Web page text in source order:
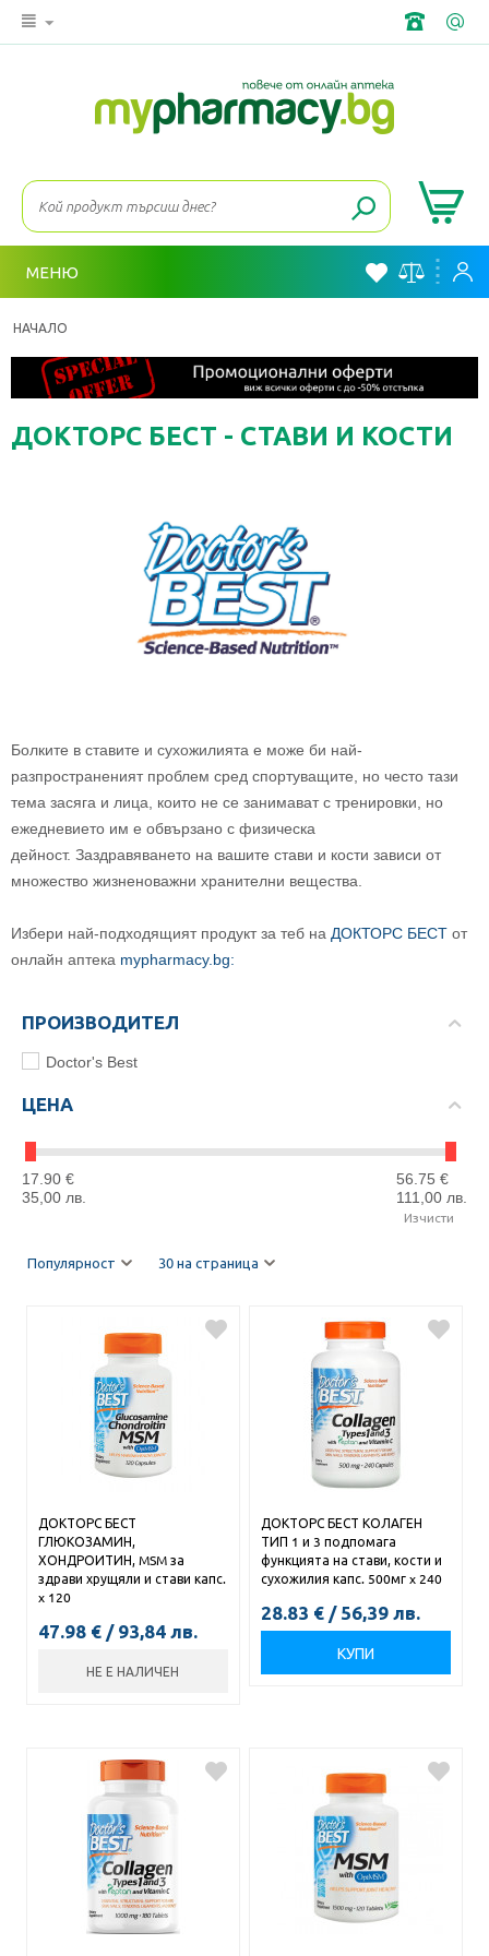
МЕНЮ
НАЧАЛО
ДОКТОРС БЕСТ - СТАВИ И КОСТИ
Болките в ставите и сухожилията е може би най-
разпространеният проблем сред спортуващите, но често тази
тема засяга и лица, които не се занимават с тренировки, но
ежедневието им е обвързано с физическа
дейност. Заздравяването на вашите стави и кости зависи от
множество жизненоважни хранителни вещества.
Избери най-подходящият продукт за теб на ДОКТОРС БЕСТ от
онлайн аптека mypharmacy.bg:
ПРОИЗВОДИТЕЛ
Doctor's Best
ЦЕНА
17.90 €
35,00 лв.
56.75 €
111,00 лв.
Изчисти
Популярност 30 на страница
ДОКТОРС БЕСТ
ГЛЮКОЗАМИН,
ХОНДРОИТИН, MSM за
здрави хрущяли и стави капс.
x 120
47.98 € / 93,84 лв.
НЕ Е НАЛИЧЕН
ДОКТОРС БЕСТ КОЛАГЕН
ТИП 1 и 3 подпомага
функцията на стави, кости и
сухожилия капс. 500мг x 240
28.83 € / 56,39 лв.
КУПИ